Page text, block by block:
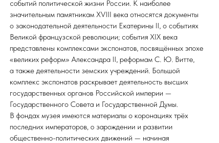
событий политической жизни России. К наиболее
значительным памятникам XVIII века относятся документы
о законодательной деятельности Екатерины II, о событиях
Великой французской революции; события XIX века
представлены комплексами экспонатов, посвящённых эпохе
«великих реформ» Александра II, реформам С. Ю. Витте,
а также деятельности земских учреждений. Большой
комплекс экспонатов раскрывает деятельность высших
государственных органов Российской империи —
Государственного Совета и Государственной Думы.
В фондах музея имеются материалы о коронациях трёх
последних императоров, о зарождении и развитии
общественно-политических движений — начиная